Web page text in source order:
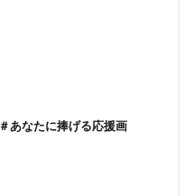
＃あなたに捧げる応援画